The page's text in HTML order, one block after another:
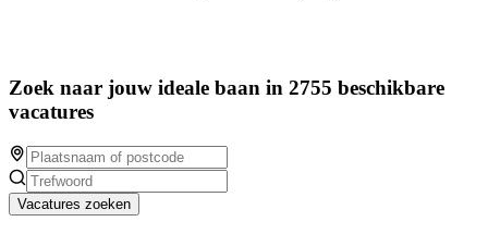
Zoek naar jouw ideale baan in 2755 beschikbare
vacatures
Vacatures zoeken